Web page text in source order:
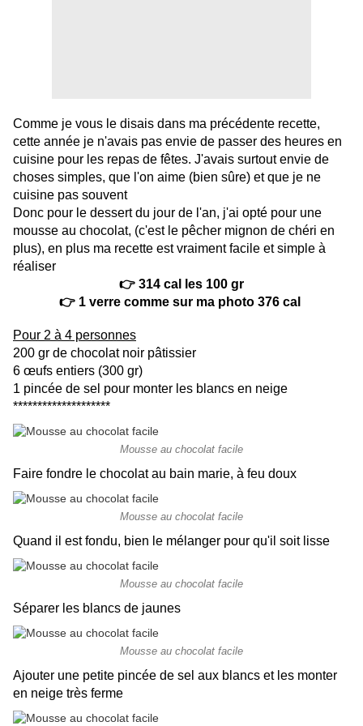
Comme je vous le disais dans ma précédente recette,
cette année je n'avais pas envie de passer des heures en
cuisine pour les repas de fêtes. J'avais surtout envie de
choses simples, que l'on aime (bien sûre) et que je ne
cuisine pas souvent
Donc pour le dessert du jour de l'an, j'ai opté pour une
mousse au chocolat, (c'est le pêcher mignon de chéri en
plus), en plus ma recette est vraiment facile et simple à
réaliser
👉 314 cal les 100 gr
👉 1 verre comme sur ma photo 376 cal
Pour 2 à 4 personnes
200 gr de chocolat noir pâtissier
6 œufs entiers (300 gr)
1 pincée de sel pour monter les blancs en neige
********************
Mousse au chocolat facile
Faire fondre le chocolat au bain marie, à feu doux
Mousse au chocolat facile
Quand il est fondu, bien le mélanger pour qu'il soit lisse
Mousse au chocolat facile
Séparer les blancs de jaunes
Mousse au chocolat facile
Ajouter une petite pincée de sel aux blancs et les monter
en neige très ferme